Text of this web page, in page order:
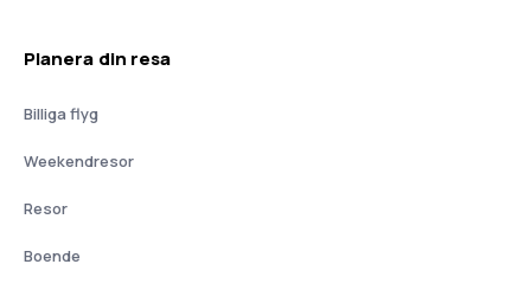
Planera din resa
Billiga flyg
Weekendresor
Resor
Boende